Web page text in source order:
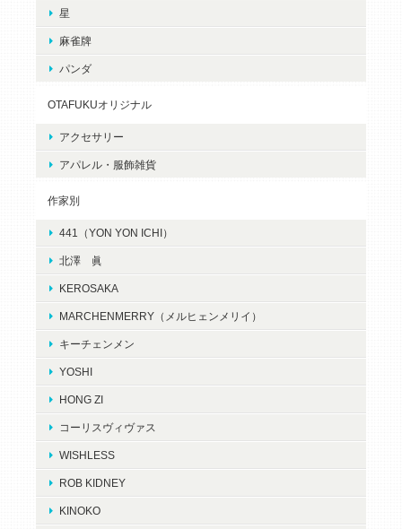
星
麻雀牌
パンダ
OTAFUKUオリジナル
アクセサリー
アパレル・服飾雑貨
作家別
441（YON YON ICHI）
北澤 眞
KEROSAKA
MARCHENMERRY（メルヒェンメリイ）
キーチェンメン
YOSHI
HONG ZI
コーリスヴィヴァス
WISHLESS
ROB KIDNEY
KINOKO